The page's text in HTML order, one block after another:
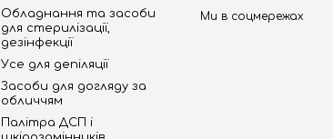
Обладнання та засоби
для стерилізації,
дезінфекції
Усе для депіляції
Засоби для догляду за
обличчям
Палітра ДСП і
Ми в соцмережах